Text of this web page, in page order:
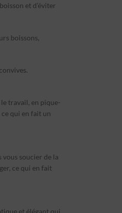
et d’éviter
boissons,
travail, en pique-
qui en fait un
vous soucier de la
ce qui en fait
et élégant qui